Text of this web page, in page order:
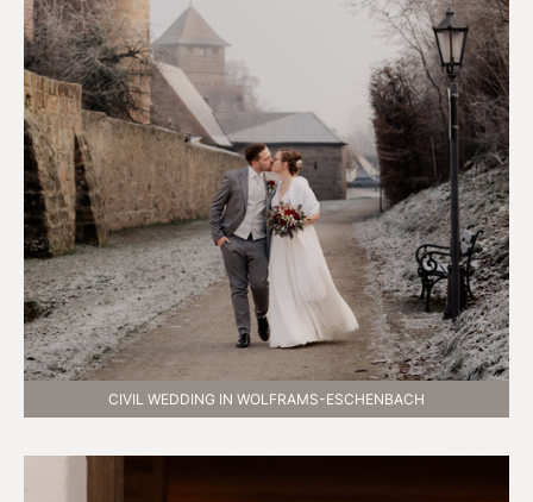
CIVIL WEDDING IN WOLFRAMS-ESCHENBACH